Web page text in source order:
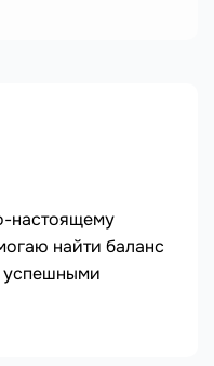
настоящему
найти баланс
успешными